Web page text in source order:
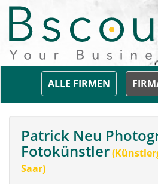
ALLE FIRMEN
Patrick Neu
Fotokünstler
Saar)